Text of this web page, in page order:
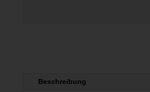
Beschreibung